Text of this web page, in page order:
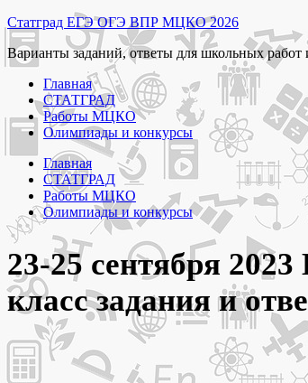
Перейти
к
содержимому
Статград ЕГЭ ОГЭ ВПР МЦКО 2026
Варианты заданий, ответы для школьных
Главная
СТАТГРАД
Работы МЦКО
Олимпиады и конкурсы
Главная
СТАТГРАД
Работы МЦКО
Олимпиады и конкурсы
23-25 сентября
класс задания и